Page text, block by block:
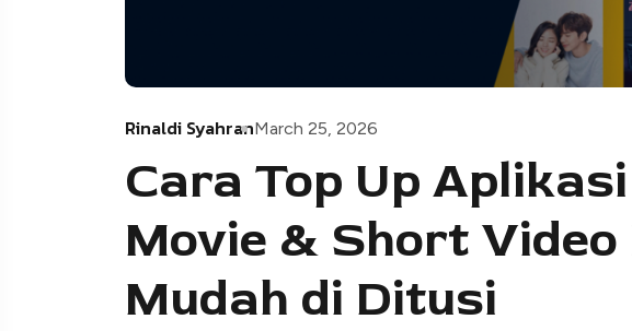
Rinaldi SyahranMarch 25, 2026
Cara Top Up
Movie & Short Video
Mudah di Ditusi